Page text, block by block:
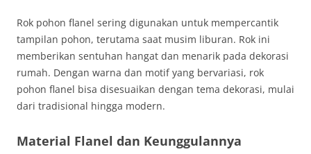
Rok pohon flanel sering digunakan untuk mempercantik
tampilan pohon, terutama saat musim liburan. Rok ini
memberikan sentuhan hangat dan menarik pada dekorasi
rumah. Dengan warna dan motif yang bervariasi, rok
pohon flanel bisa disesuaikan dengan tema dekorasi, mulai
dari tradisional hingga modern.
Material Flanel dan Keunggulannya